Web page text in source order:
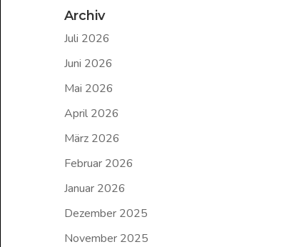
Archiv
Juli 2026
Juni 2026
Mai 2026
April 2026
März 2026
Februar 2026
Januar 2026
Dezember 2025
November 2025